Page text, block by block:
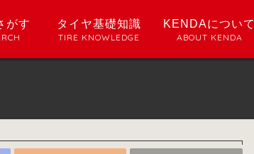
がす タイヤ基礎知識
TIRE KNOWLEDGE
KENDAについて
ABOUT KENDA